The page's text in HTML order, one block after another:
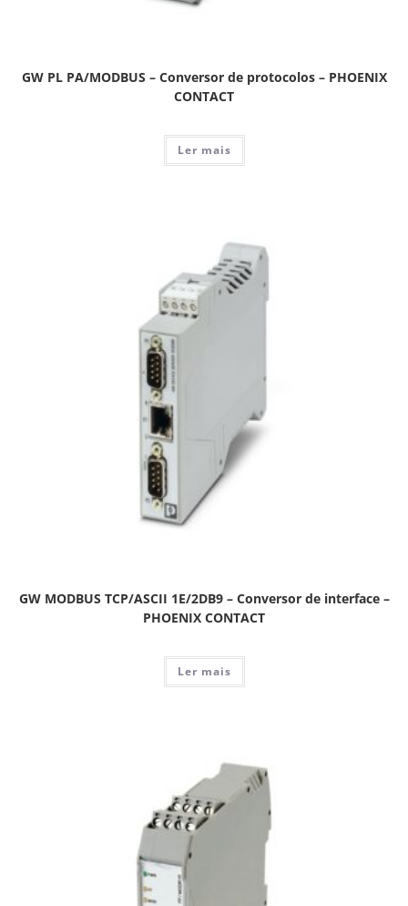
GW PL PA/MODBUS – Conversor de protocolos – PHOENIX
CONTACT
Ler mais
GW MODBUS TCP/ASCII 1E/2DB9 – Conversor de interface –
PHOENIX CONTACT
Ler mais